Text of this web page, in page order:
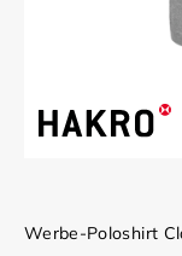
Werbe-Poloshirt